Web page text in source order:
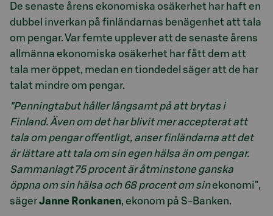
De senaste årens ekonomiska osäkerhet har haft en
dubbel inverkan på finländarnas benägenhet att tala
om pengar. Var femte upplever att de senaste årens
allmänna ekonomiska osäkerhet har fått dem att
tala mer öppet, medan en tiondedel säger att de har
talat mindre om pengar.
"Penningtabut håller långsamt på att brytas i
Finland. Även om det har blivit mer accepterat att
tala om pengar offentligt, anser finländarna att det
är lättare att tala om sin egen hälsa än om pengar.
Sammanlagt 75 procent är åtminstone ganska
öppna om sin hälsa och 68 procent om sinekonomi",
sägerJanne Ronkanen, ekonom på S-Banken.